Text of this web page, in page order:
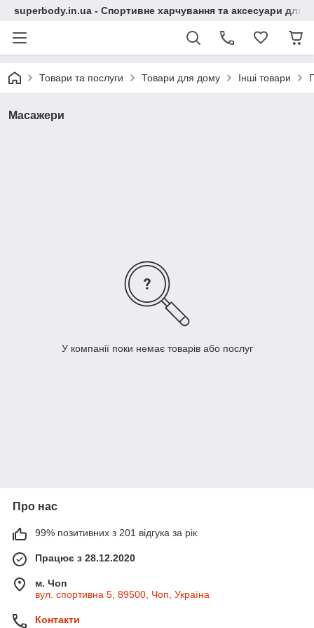
superbody.in.ua - Спортивне харчування та аксесуари для
Товари та послуги Товари для дому Інші товари
Масажери
У компанії поки немає товарів або послуг
Про нас
99% позитивних з 201 відгука за рік
Працює з 28.12.2020
м. Чоп
вул. спортивна 5, 89500, Чоп, Україна
Контакти